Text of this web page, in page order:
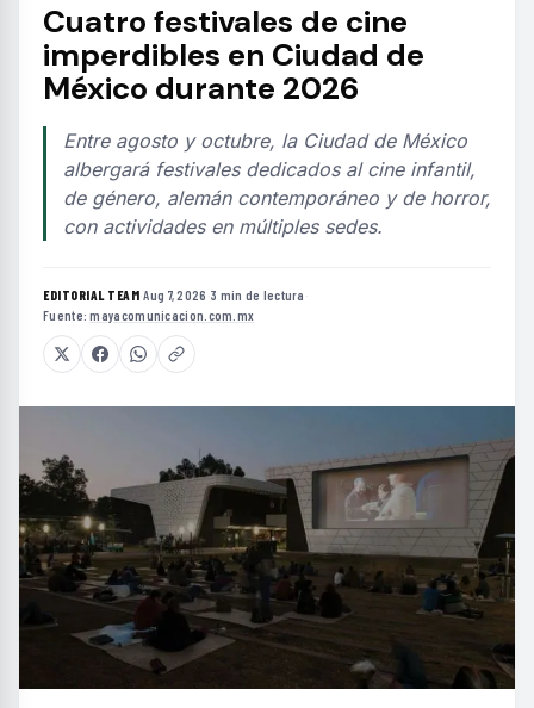
Cuatro festivales de cine
imperdibles en Ciudad de
México durante 2026
Entre agosto y octubre, la Ciudad de México
albergará festivales dedicados al cine infantil,
de género, alemán contemporáneo y de horror,
con actividades en múltiples sedes.
EDITORIAL TEAM·Aug 7, 2026 ·3 min de lectura ·
Fuente:mayacomunicacion.com.mx